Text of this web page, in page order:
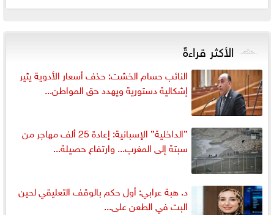
الأكثر قراءةً
النائب حسام الخشت: حذف أسعار الأدوية يثير
إشكالية دستورية ويهدد حق المواطن...
”الداخلية” الإسبانية: إعادة 25 ألف مهاجر من
سبتة إلى المغرب... وارتفاع حصيلة...
د. هبة عرابي: أول حكم بالوقف التعليقي لحين
البت في الطعن على...